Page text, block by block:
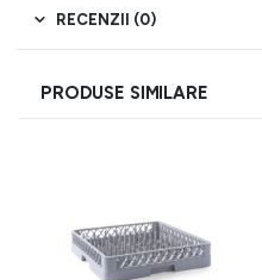
RECENZII (0)
PRODUSE SIMILARE